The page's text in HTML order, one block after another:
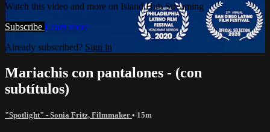
Watch this video and more on Island Hub Streaming
Subscribe Learn more
Already subscribed? Sign in
Mariachis con pantalones - (con
subtítulos)
"Spotlight" - Sonia Fritz, Filmmaker • 15m